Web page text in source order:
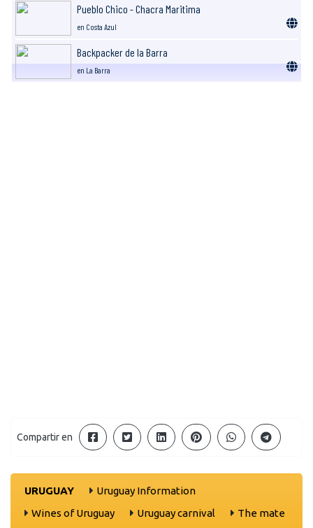
Pueblo Chico - Chacra Maritima
en Costa Azul
Backpacker de la Barra
en La Barra
Compartir en
URUGUAY
Uruguay Information
Wines of Uruguay
Uruguay carnival The mate